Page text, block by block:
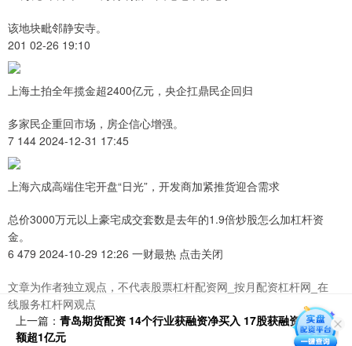
该地块毗邻静安寺。
201 02-26 19:10
上海土拍全年揽金超2400亿元，央企扛鼎民企回归
多家民企重回市场，房企信心增强。
7 144 2024-12-31 17:45
上海六成高端住宅开盘“日光”，开发商加紧推货迎合需求
总价3000万元以上豪宅成交套数是去年的1.9倍炒股怎么加杠杆资
金。
6 479 2024-10-29 12:26 一财最热 点击关闭
文章为作者独立观点，不代表股票杠杆配资网_按月配资杠杆网_在
线服务杠杆网观点
上一篇： 青岛期货配资 14个行业获融资净买入 17股获融资净买入
额超1亿元